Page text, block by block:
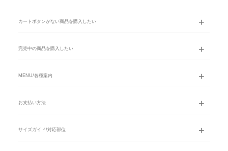
カートボタンがない商品を購入したい
完売中の商品を購入したい
MENU/各種案内
お支払い方法
サイズガイド/対応部位